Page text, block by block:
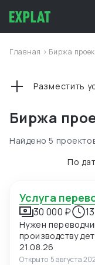
Главная > Биржа
Биржа
Разместить
Найдено 5
По
Услуга
30 000 ₽
Нужен
производству
21.08.26
Открыто 5 августа